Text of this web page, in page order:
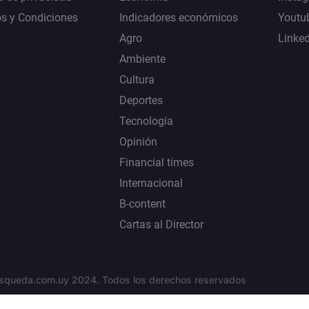
y Condiciones
Indicadores económicos
Agro
Ambiente
Cultura
Deportes
Tecnología
Opinión
Financial times
Internacional
B-content
Cartas al Director
2024. Todos los derechos reservados